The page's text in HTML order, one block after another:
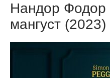
Нандор Фодор
мангуст (2023)